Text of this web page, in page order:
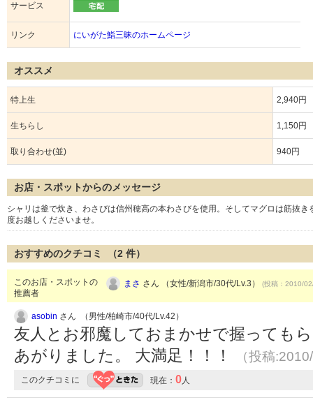
サービス
リンク にいがた鮨三昧のホームページ
オススメ
特上生 2,940円
生ちらし 1,150円
取り合わせ(並) 940円
お店・スポットからのメッセージ
シャリは釜で炊き、わさびは信州穂高の本わさびを使用。そしてマグロは筋抜
度お越しくださいませ。
おすすめのクチコミ （2 件）
このお店・スポットの
推薦者
まさ さん （女性/新潟市/30代/Lv.3） (投稿：2010/
asobin さん （男性/柏崎市/40代/Lv.42）
友人とお邪魔しておまかせで握っても
あがりました。 大満足！！！
（投稿
このクチコミに 現在： 0人